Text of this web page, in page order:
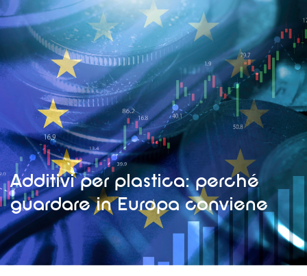
Additivi per plastica: perché
guardare in Europa conviene